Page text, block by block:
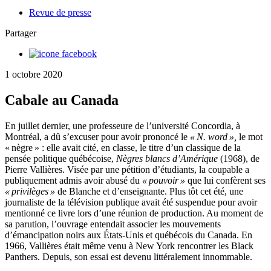
Revue de presse
Partager
1 octobre 2020
Cabale au Canada
En juillet dernier, une professeure de l’université Concordia, à
Montréal, a dû s’excuser pour avoir prononcé le « N. word », le mot
« nègre » : elle avait cité, en classe, le titre d’un classique de la
pensée politique québécoise, Nègres blancs d’Amérique (1968), de
Pierre Vallières. Visée par une pétition d’étudiants, la coupable a
publiquement admis avoir abusé du «pouvoir » que lui confèrent ses
«privilèges » de Blanche et d’enseignante. Plus tôt cet été, une
journaliste de la télévision publique avait été suspendue pour avoir
mentionné ce livre lors d’une réunion de production. Au moment de
sa parution, l’ouvrage entendait associer les mouvements
d’émancipation noirs aux États-Unis et québécois du Canada. En
1966, Vallières était même venu à New York rencontrer les Black
Panthers. Depuis, son essai est devenu littéralement innommable.